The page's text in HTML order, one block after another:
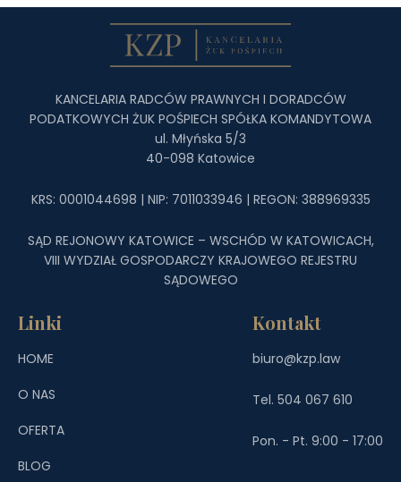
KANCELARIA RADCÓW PRAWNYCH I DORADCÓW
PODATKOWYCH ŻUK POŚPIECH SPÓŁKA KOMANDYTOWA
ul. Młyńska 5/3
40-098 Katowice
KRS: 0001044698 | NIP: 7011033946 | REGON: 388969335
SĄD REJONOWY KATOWICE – WSCHÓD W KATOWICACH,
VIII WYDZIAŁ GOSPODARCZY KRAJOWEGO REJESTRU
SĄDOWEGO
Kontakt
biuro@kzp.law
Tel. 504 067 610
Pon. - Pt. 9:00 - 17:00
Linki
HOME
O NAS
OFERTA
BLOG